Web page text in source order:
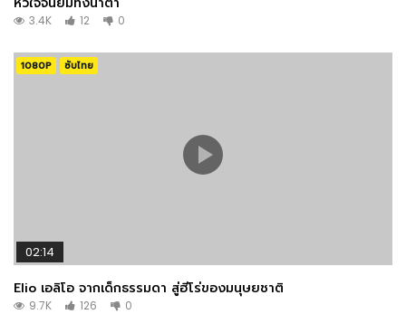
3.4K 12 0
1080P ซับไทย
02:14
Elio เอลิโอ จากเด็กธรรมดา สู่ฮีโร่ของมนุษยชาติ
9.7K 126 0